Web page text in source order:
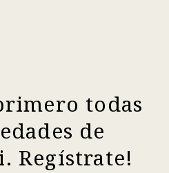
todas
de
Regístrate!